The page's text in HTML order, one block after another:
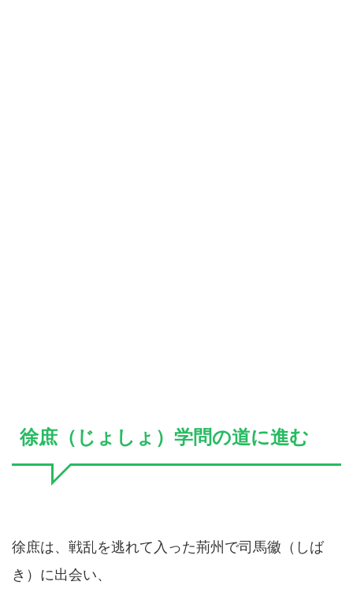
徐庶（じょしょ）学問の道に進む
徐庶は、戦乱を逃れて入った荊州で司馬徽（しば
き）に出会い、